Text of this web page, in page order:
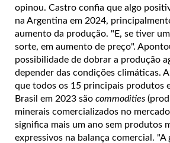
opinou. Castro confia que algo
na Argentina em 2024,
aumento da produção. "E, se tiver
sorte, em aumento de preço".
possibilidade de dobrar a produção
depender das condições climáticas.
que todos os 15 principais produtos
Brasil em 2023 são commodities
minerais comercializados no
significa mais um ano sem produtos
expressivos na balança comercial. "A